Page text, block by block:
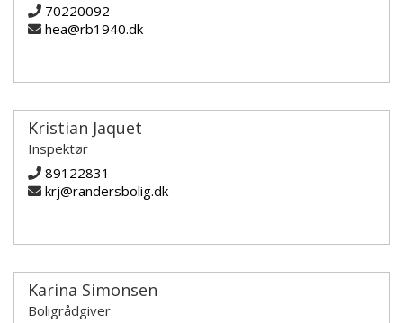
70220092
hea@rb1940.dk
Kristian Jaquet
Inspektør
89122831
krj@randersbolig.dk
Karina Simonsen
Boligrådgiver